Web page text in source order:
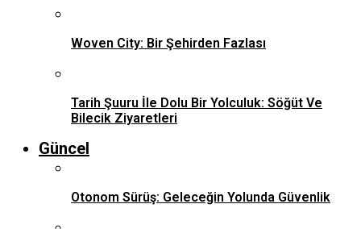
Woven City: Bir Şehirden Fazlası
Tarih Şuuru İle Dolu Bir Yolculuk: Söğüt Ve
Bilecik Ziyaretleri
Güncel
Otonom Sürüş: Geleceğin Yolunda Güvenlik